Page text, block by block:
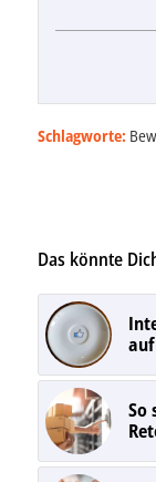
Schlagworte:
Das könnte
So